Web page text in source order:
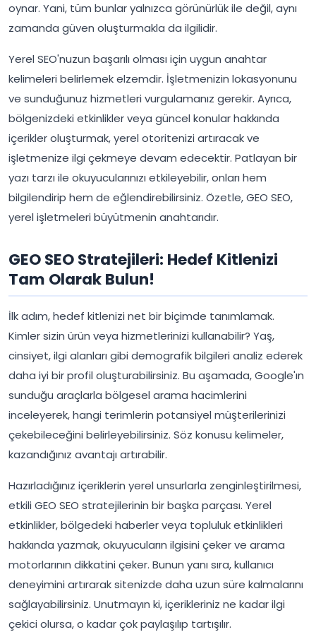
oynar. Yani, tüm bunlar yalnızca görünürlük ile değil, aynı
zamanda güven oluşturmakla da ilgilidir.
Yerel SEO'nuzun başarılı olması için uygun anahtar
kelimeleri belirlemek elzemdir. İşletmenizin lokasyonunu
ve sunduğunuz hizmetleri vurgulamanız gerekir. Ayrıca,
bölgenizdeki etkinlikler veya güncel konular hakkında
içerikler oluşturmak, yerel otoritenizi artıracak ve
işletmenize ilgi çekmeye devam edecektir. Patlayan bir
yazı tarzı ile okuyucularınızı etkileyebilir, onları hem
bilgilendirip hem de eğlendirebilirsiniz. Özetle, GEO SEO,
yerel işletmeleri büyütmenin anahtarıdır.
GEO SEO Stratejileri: Hedef Kitlenizi
Tam Olarak Bulun!
İlk adım, hedef kitlenizi net bir biçimde tanımlamak.
Kimler sizin ürün veya hizmetlerinizi kullanabilir? Yaş,
cinsiyet, ilgi alanları gibi demografik bilgileri analiz ederek
daha iyi bir profil oluşturabilirsiniz. Bu aşamada, Google'ın
sunduğu araçlarla bölgesel arama hacimlerini
inceleyerek, hangi terimlerin potansiyel müşterilerinizi
çekebileceğini belirleyebilirsiniz. Söz konusu kelimeler,
kazandığınız avantajı artırabilir.
Hazırladığınız içeriklerin yerel unsurlarla zenginleştirilmesi,
etkili GEO SEO stratejilerinin bir başka parçası. Yerel
etkinlikler, bölgedeki haberler veya topluluk etkinlikleri
hakkında yazmak, okuyucuların ilgisini çeker ve arama
motorlarının dikkatini çeker. Bunun yanı sıra, kullanıcı
deneyimini artırarak sitenizde daha uzun süre kalmalarını
sağlayabilirsiniz. Unutmayın ki, içerikleriniz ne kadar ilgi
çekici olursa, o kadar çok paylaşılıp tartışılır.